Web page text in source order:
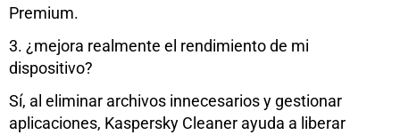
Premium.
3. ¿mejora realmente el rendimiento de mi
dispositivo?
Sí, al eliminar archivos innecesarios y gestionar
aplicaciones, Kaspersky Cleaner ayuda a liberar